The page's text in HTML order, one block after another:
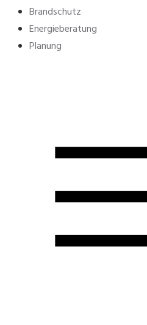
Brandschutz
Energieberatung
Planung